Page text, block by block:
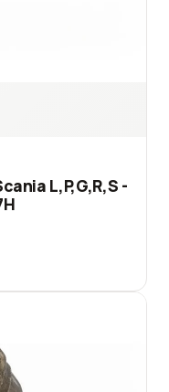
L,P,G,R,S -